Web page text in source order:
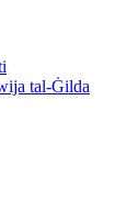
tal-Ġilda